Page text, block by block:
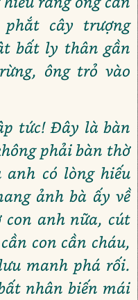
cây trượng
bất ly thân gần
ông trỏ vào
tức! Đây là bàn
phải bàn thờ
anh có lòng hiếu
ảnh bà ấy về
con anh nữa, cút
con cần cháu,
manh phá rối.
nhân biến mái